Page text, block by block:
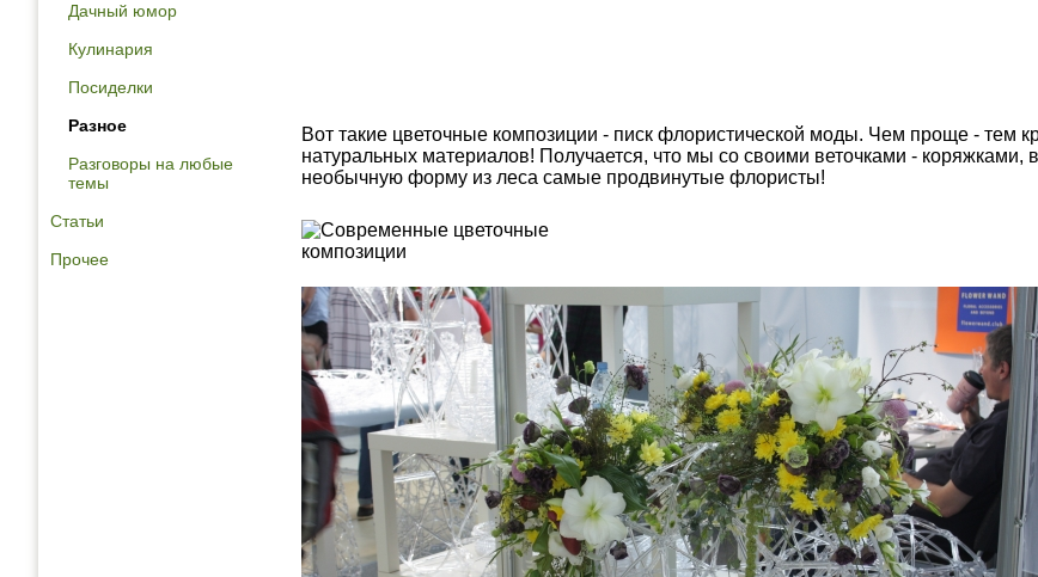
Дачный юмор
Кулинария
Посиделки
Разное
Разговоры на любые
темы
Статьи
Прочее
Вот такие цветочные композиции - писк флористической моды. Чем проще - тем
натуральных материалов! Получается, что мы со своими веточками - коряжками,
необычную форму из леса самые продвинутые флористы!